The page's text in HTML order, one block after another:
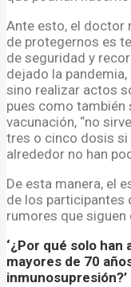
Ante esto, el doctor
de protegernos es
de seguridad y
dejado la pandemia,
sino realizar actos
pues como también
vacunación, “no
tres o cinco dosis si
alrededor no han
De esta manera, el
de los participantes
rumores que siguen
‘¿Por qué solo
mayores de 70
inmunosupresión?’